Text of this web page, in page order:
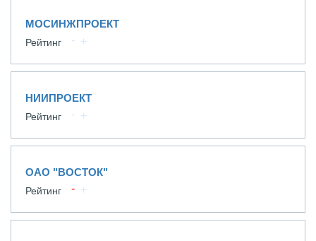
МОСИНЖПРОЕКТ
Рейтинг
НИИПРОЕКТ
Рейтинг
ОАО "ВОСТОК"
Рейтинг